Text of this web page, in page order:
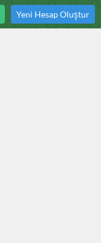
Yeni Hesap Oluştur